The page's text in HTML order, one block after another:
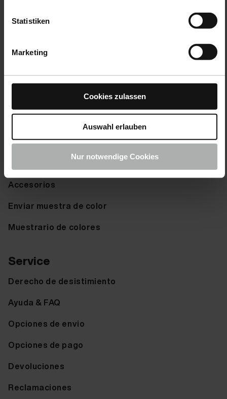
Statistiken
Marketing
Cookies zulassen
Auswahl erlauben
Nur notwendige Cookies
Cuidado DeEmbarcaciones
COLOURLOCK CuidadoDelCuero
Accesorios
Enviar muestra de color
Muestrario de colores
Service
Derecho de desistimiento
Ayuda & FAQ
Opciones de envio
Opciones de pago
Devoluciones
Reclamaciones